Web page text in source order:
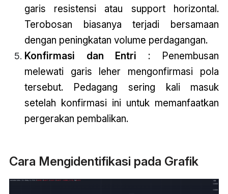
garis resistensi atau support horizontal.
Terobosan biasanya terjadi bersamaan
dengan peningkatan volume perdagangan.
Konfirmasi dan Entri : Penembusan
melewati garis leher mengonfirmasi pola
tersebut. Pedagang sering kali masuk
setelah konfirmasi ini untuk memanfaatkan
pergerakan pembalikan.
Cara Mengidentifikasi pada Grafik